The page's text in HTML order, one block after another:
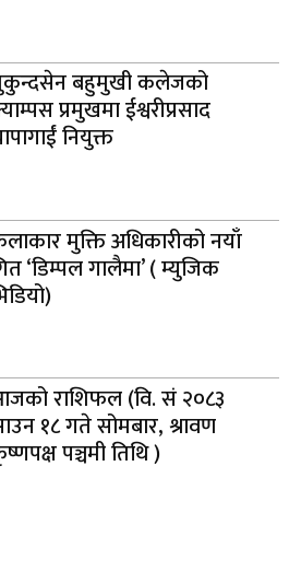
बहुमुखी कलेजको
प्रमुखमा ईश्वरीप्रसाद
नियुक्त
मुक्ति अधिकारीको नयाँ
‘डिम्पल गालैमा’ ( म्युजिक
राशिफल (वि. सं २०८३
१८ गते सोमबार, श्रावण
पञ्चमी तिथि )